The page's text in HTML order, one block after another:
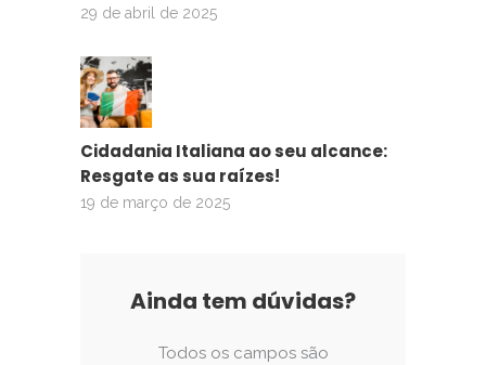
29 de abril de 2025
Cidadania Italiana ao seu alcance:
Resgate as sua raízes!
19 de março de 2025
Ainda tem dúvidas?
Todos os campos são